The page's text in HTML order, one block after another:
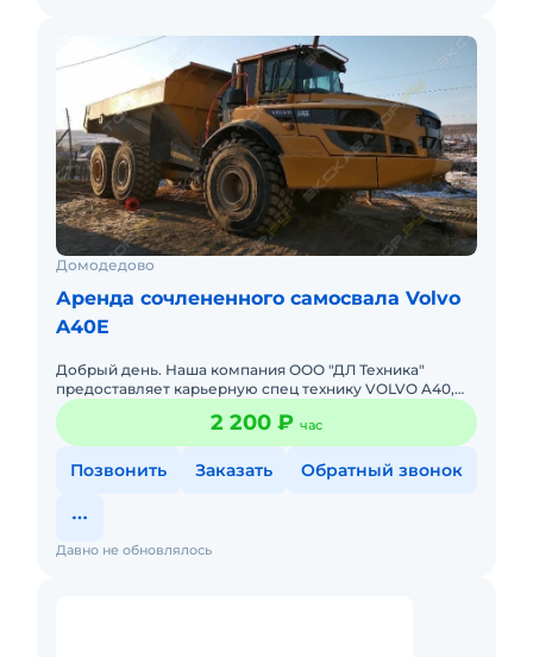
Домодедово
Аренда сочлененного самосвала Volvo
A40E
Добрый день. Наша компания ООО "ДЛ Техника"
предоставляет карьерную спец технику VOLVO A40,
A35, A30 с экипажем в аренду. С уважением ООО "ДЛ
Техника". Техника
2 200 ₽ час
Позвонить Заказать Обратный звонок
Давно не обновлялось